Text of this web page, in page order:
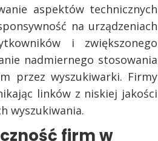
aspektów technicznych
na urządzeniach
i zwiększonego
nadmiernego stosowania
przez wyszukiwarki. Firmy
linków z niskiej jakości
wyszukiwania.
firm w